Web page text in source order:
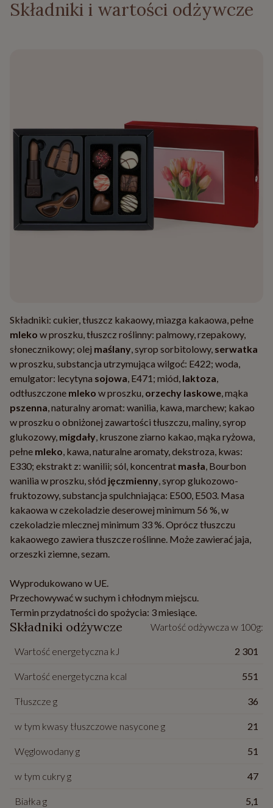
Składniki i wartości odżywcze
Składniki: cukier, tłuszcz kakaowy, miazga kakaowa, pełne
mleko w proszku, tłuszcz roślinny: palmowy, rzepakowy,
słonecznikowy; olej maślany, syrop sorbitolowy, serwatka
w proszku, substancja utrzymująca wilgoć: E422; woda,
emulgator: lecytyna sojowa, E471; miód, laktoza,
odtłuszczone mleko w proszku, orzechy laskowe, mąka
pszenna, naturalny aromat: wanilia, kawa, marchew; kakao
w proszku o obniżonej zawartości tłuszczu, maliny, syrop
glukozowy, migdały, kruszone ziarno kakao, mąka ryżowa,
pełne mleko, kawa, naturalne aromaty, dekstroza, kwas:
E330; ekstrakt z: wanilii; sól, koncentrat masła, Bourbon
wanilia w proszku, słód jęczmienny, syrop glukozowo-
fruktozowy, substancja spulchniająca: E500, E503. Masa
kakaowa w czekoladzie deserowej minimum 56 %, w
czekoladzie mlecznej minimum 33 %. Oprócz tłuszczu
kakaowego zawiera tłuszcze roślinne. Może zawierać jaja,
orzeszki ziemne, sezam.
Wyprodukowano w UE.
Przechowywać w suchym i chłodnym miejscu.
Termin przydatności do spożycia: 3 miesiące.
Składniki odżywcze Wartość odżywcza w 100g:
Wartość energetyczna kJ 2 301
Wartość energetyczna kcal 551
Tłuszcze g 36
w tym kwasy tłuszczowe nasycone g 21
Węglowodany g 51
w tym cukry g 47
Białka g 5,1